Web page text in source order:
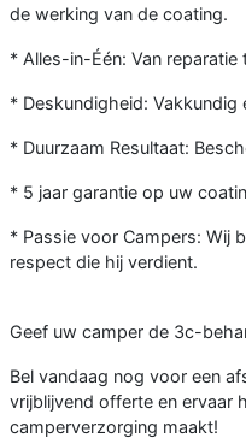
de werking van de coating.
* Alles-in-Één: Van
* Deskundigheid:
* Duurzaam Resultaat:
* 5 jaar garantie op uw
* Passie voor Campers: Wij
respect die hij verdient.
Geef uw camper de 3c-
Bel vandaag nog voor een
vrijblijvend offerte en ervaar
camperverzorging maakt!